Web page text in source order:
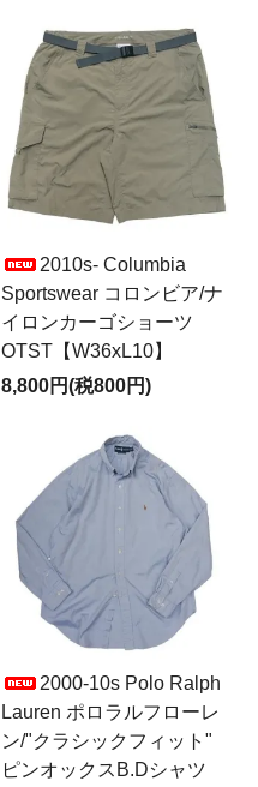
2010s- Columbia
Sportswear コロンビア/ナ
イロンカーゴショーツ
OTST【W36xL10】
8,800円(税800円)
2000-10s Polo Ralph
Lauren ポロラルフローレ
ン/"クラシックフィット"
ピンオックスB.Dシャツ